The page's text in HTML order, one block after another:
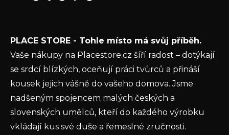
ochrany osobních údajů
PŘIHLÁSIT SE
PLACE STORE - Tohle místo má svůj příběh.
Vaše nákupy na Placestore.cz šíří radost – dotýkají
se srdcí blízkých, oceňují práci tvůrců a přináší
kousek jejich vášně do vašeho domova. Jsme
nadšeným spojencem malých českých a
slovenských umělců, kteří do každého výrobku
vkládají kus své duše a řemeslné zručnosti.